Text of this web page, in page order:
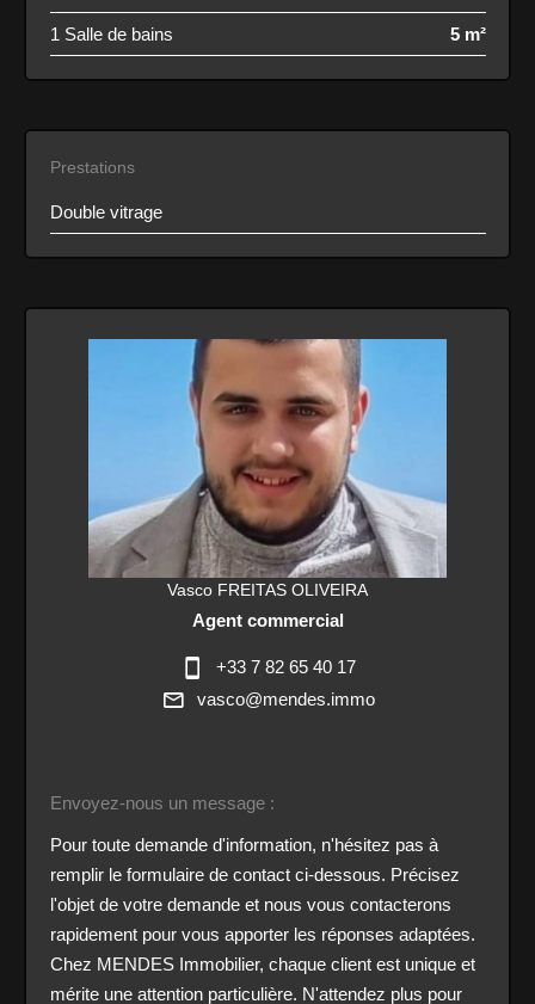
1 Salle de bains 5 m²
Prestations
Double vitrage
Vasco FREITAS OLIVEIRA
Agent commercial
+33 7 82 65 40 17
vasco@mendes.immo
Envoyez-nous un message :
Pour toute demande d'information, n'hésitez pas à
remplir le formulaire de contact ci-dessous. Précisez
l'objet de votre demande et nous vous contacterons
rapidement pour vous apporter les réponses adaptées.
Chez MENDES Immobilier, chaque client est unique et
mérite une attention particulière. N'attendez plus pour